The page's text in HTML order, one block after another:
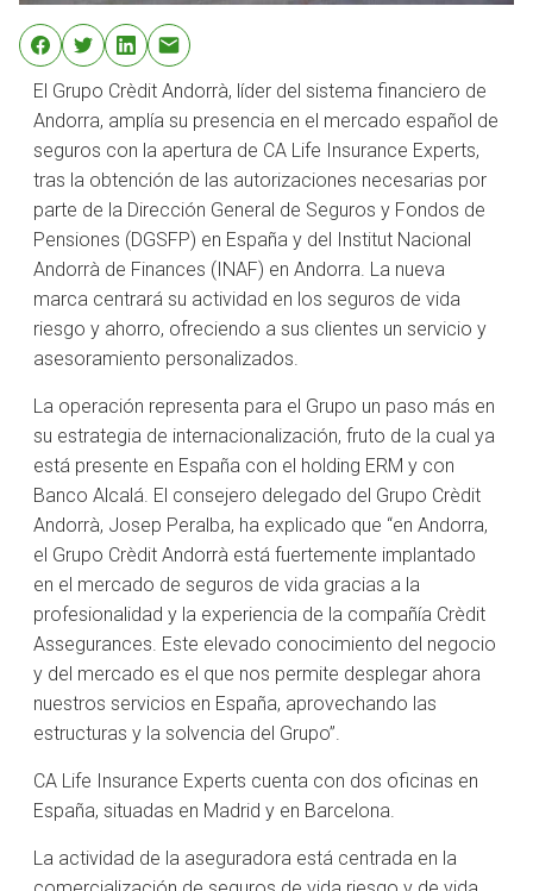
El Grupo Crèdit Andorrà, líder del sistema financiero de
Andorra, amplía su presencia en el mercado español de
seguros con la apertura de CA Life Insurance Experts,
tras la obtención de las autorizaciones necesarias por
parte de la Dirección General de Seguros y Fondos de
Pensiones (DGSFP) en España y del Institut Nacional
Andorrà de Finances (INAF) en Andorra. La nueva
marca centrará su actividad en los seguros de vida
riesgo y ahorro, ofreciendo a sus clientes un servicio y
asesoramiento personalizados.
La operación representa para el Grupo un paso más en
su estrategia de internacionalización, fruto de la cual ya
está presente en España con el holding ERM y con
Banco Alcalá. El consejero delegado del Grupo Crèdit
Andorrà, Josep Peralba, ha explicado que “en Andorra,
el Grupo Crèdit Andorrà está fuertemente implantado
en el mercado de seguros de vida gracias a la
profesionalidad y la experiencia de la compañía Crèdit
Assegurances. Este elevado conocimiento del negocio
y del mercado es el que nos permite desplegar ahora
nuestros servicios en España, aprovechando las
estructuras y la solvencia del Grupo”.
CA Life Insurance Experts cuenta con dos oficinas en
España, situadas en Madrid y en Barcelona.
La actividad de la aseguradora está centrada en la